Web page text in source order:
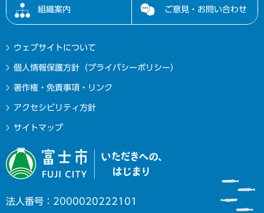
組織案内 ご意見・お問い合わせ
ウェブサイトについて
個人情報保護方針（プライバシーポリシー）
著作権・免責事項・リンク
アクセシビリティ方針
サイトマップ
法人番号：2000020222101